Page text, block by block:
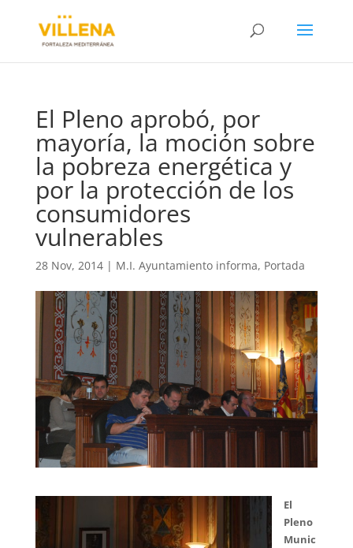
El Pleno aprobó, por
mayoría, la moción sobre
la pobreza energética y
por la protección de los
consumidores
vulnerables
28 Nov, 2014| M.I. Ayuntamiento informa, Portada
El
Pleno
Munic